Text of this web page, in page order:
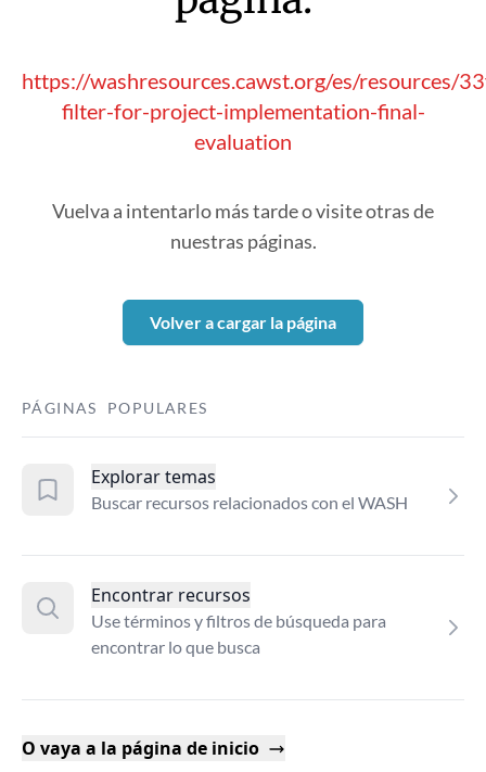
https://washresources.cawst.org/es/resources/
filter-for-project-implementation-final-
evaluation
Vuelva a intentarlo más tarde o visite otras de
nuestras páginas.
Volver a cargar la página
PÁGINAS POPULARES
Explorar temas
Buscar recursos relacionados con el WASH
Encontrar recursos
Use términos y filtros de búsqueda para
encontrar lo que busca
O vaya a la página de inicio